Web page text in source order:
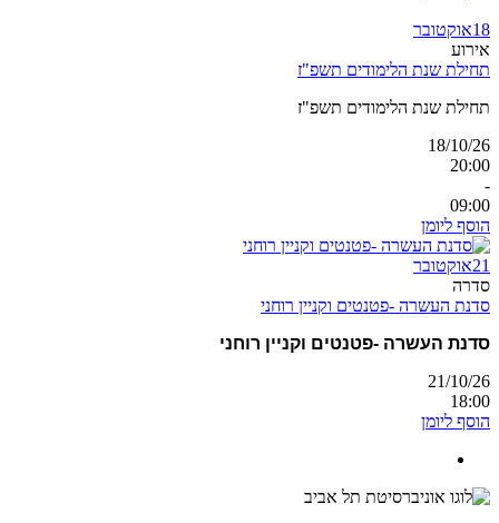
18אוקטובר
אירוע
תחילת שנת הלימודים תשפ"ז
תחילת שנת הלימודים תשפ"ז
18/10/26
20:00
-
09:00
הוסף ליומן
21אוקטובר
סדרה
סדנת העשרה -פטנטים וקניין רוחני
סדנת העשרה -פטנטים וקניין רוחני
21/10/26
18:00
הוסף ליומן